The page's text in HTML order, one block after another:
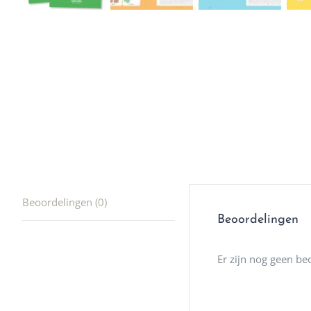
winkel
ook
Beoordelingen (0)
Beoordelingen
Er zijn nog geen